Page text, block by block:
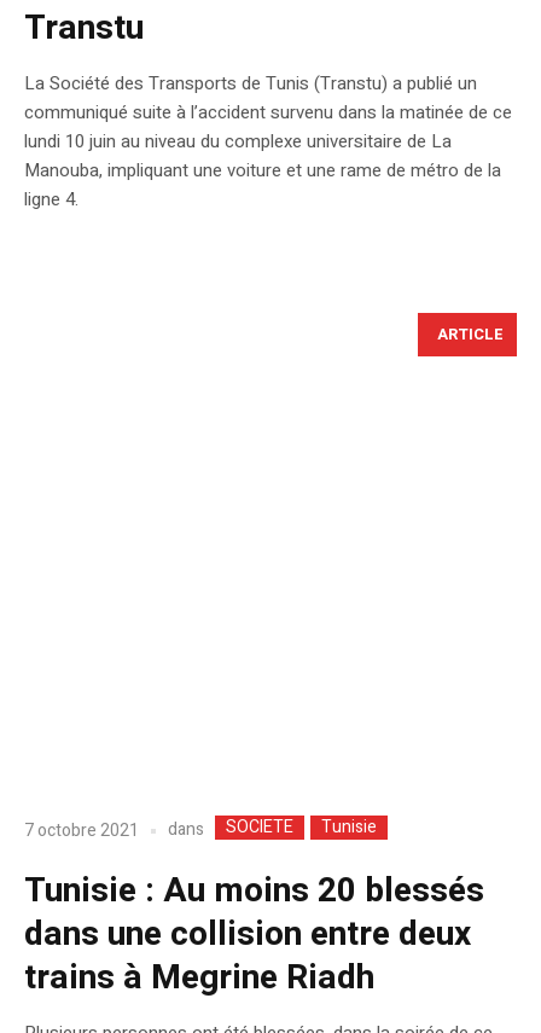
Transtu
La Société des Transports de Tunis (Transtu) a publié un
communiqué suite à l’accident survenu dans la matinée de ce
lundi 10 juin au niveau du complexe universitaire de La
Manouba, impliquant une voiture et une rame de métro de la
ligne 4.
ARTICLE
7 octobre 2021 dans SOCIETE Tunisie
Tunisie : Au moins 20 blessés
dans une collision entre deux
trains à Megrine Riadh